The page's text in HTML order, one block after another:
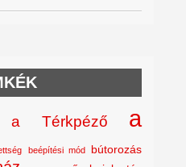
a Térkpéző
a
beépítési mód bútorozás